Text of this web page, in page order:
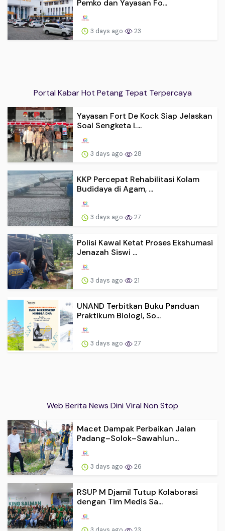
Pemko dan Yayasan Fo...
3 days ago 23
Portal Kabar Hot Petang Tepat Terpercaya
Yayasan Fort De Kock Siap Jelaskan
Soal Sengketa L...
3 days ago 28
KKP Percepat Rehabilitasi Kolam
Budidaya di Agam, ...
3 days ago 27
Polisi Kawal Ketat Proses Ekshumasi
Jenazah Siswi ...
3 days ago 21
UNAND Terbitkan Buku Panduan
Praktikum Biologi, So...
3 days ago 27
Web Berita News Dini Viral Non Stop
Macet Dampak Perbaikan Jalan
Padang–Solok–Sawahlun...
3 days ago 26
RSUP M Djamil Tutup Kolaborasi
dengan Tim Medis Sa...